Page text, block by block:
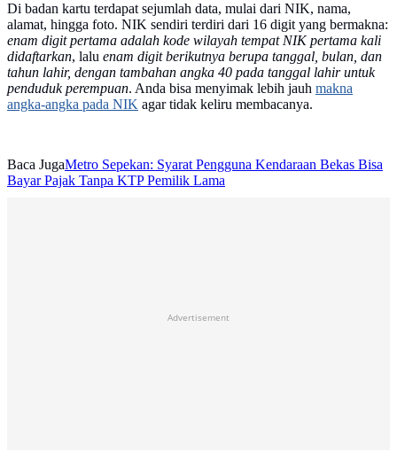
Di badan kartu terdapat sejumlah data, mulai dari NIK, nama,
alamat, hingga foto. NIK sendiri terdiri dari 16 digit yang bermakna:
enam digit pertama adalah kode wilayah tempat NIK pertama kali
didaftarkan, lalu enam digit berikutnya berupa tanggal, bulan, dan
tahun lahir, dengan tambahan angka 40 pada tanggal lahir untuk
penduduk perempuan. Anda bisa menyimak lebih jauh makna
angka-angka pada NIK agar tidak keliru membacanya.
Baca JugaMetro Sepekan: Syarat Pengguna Kendaraan Bekas Bisa
Bayar Pajak Tanpa KTP Pemilik Lama
Advertisement